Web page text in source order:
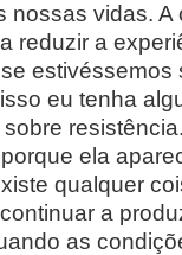
nossas vidas.
reduzir a
estivéssemos
eu tenha
ela
qualquer
a
as